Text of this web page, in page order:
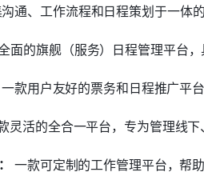
通、工作流程和日程策划于一体的
面的旗舰（服务）日程管理平台
一款用户友好的票务和日程推广平
灵活的全合一平台，专为管理线下
一款可定制的工作管理平台，帮